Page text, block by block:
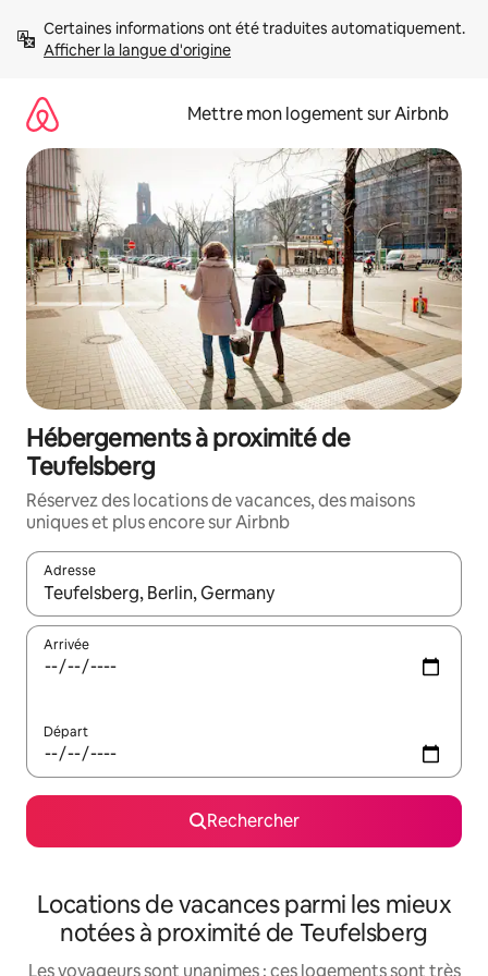
directement
Afficher la langue d'origine
Mettre mon logement sur Airbnb
Hébergements à proximité de
Teufelsberg
Réservez des locations de vacances, des maisons
uniques et plus encore sur Airbnb
Adresse
Lorsque les résultats s'affichent, utilisez les flèches vers le
Arrivée
Départ
Rechercher
Locations de vacances parmi les mieux
notées à proximité de Teufelsberg
Les voyageurs sont unanimes : ces logements sont très